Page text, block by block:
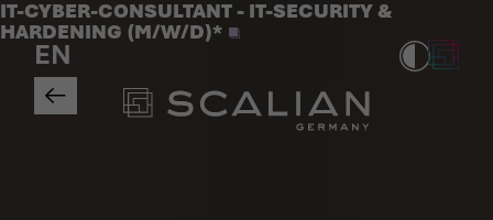
>
EN
Jobs
IT-CYBER-CONSULTANT - IT-SECURITY &
HARDENING (M/W/D)*